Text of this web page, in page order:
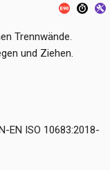
Trennwände.
und Ziehen.
EN ISO 10683:2018-